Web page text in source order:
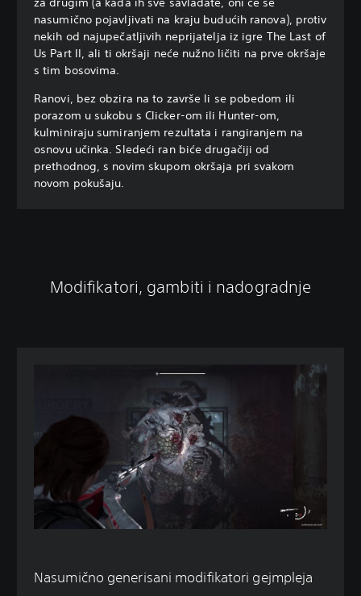
nasumično pojavljivati na kraju budućih ranova), protiv
nekih od najupečatljivih neprijatelja iz igre The Last of
Us Part II, ali ti okršaji neće nužno ličiti na prve okršaje
s tim bosovima.
Ranovi, bez obzira na to završe li se pobedom ili
porazom u sukobu s Clicker-om ili Hunter-om,
kulminiraju sumiranjem rezultata i rangiranjem na
osnovu učinka. Sledeći ran biće drugačiji od
prethodnog, s novim skupom okršaja pri svakom
novom pokušaju.
Modifikatori, gambiti i nadogradnje
Nasumično generisani modifikatori gejmpleja